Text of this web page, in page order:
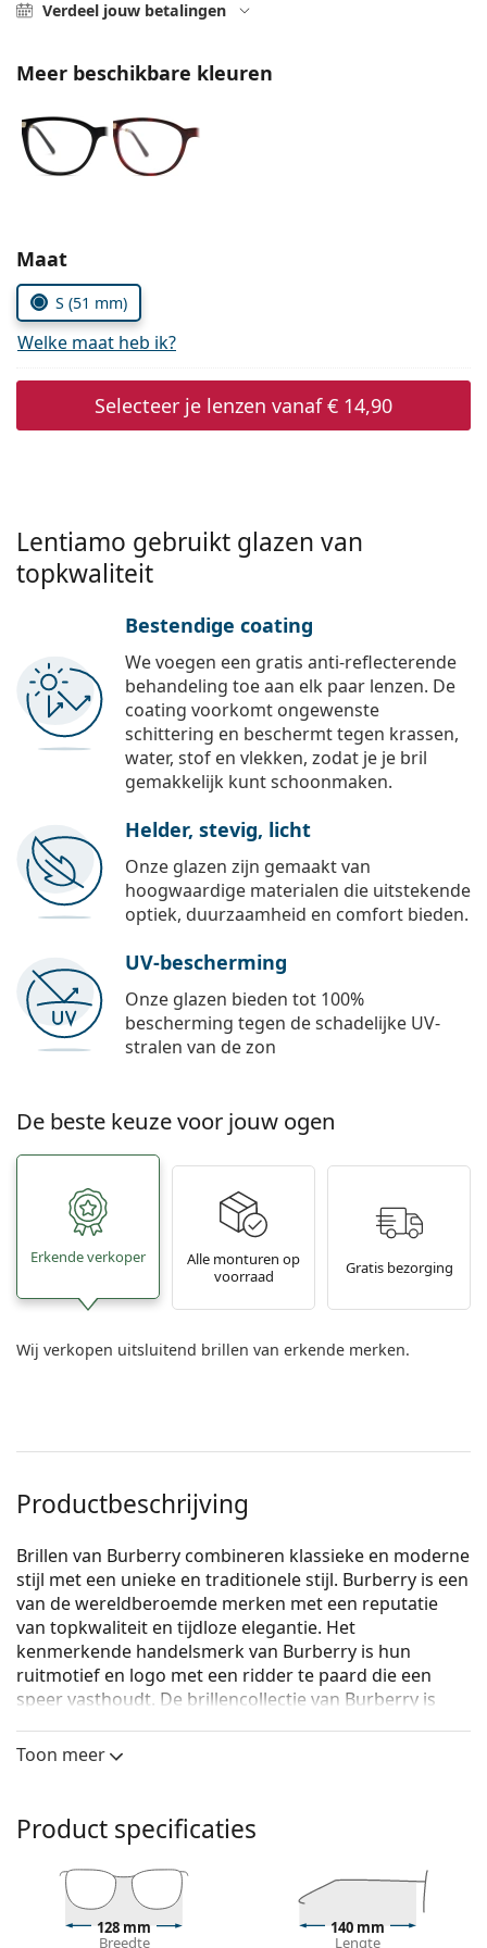
Alle merken
Alle lenzenvloeistoffen
Verdeel jouw betalingen
Meer beschikbare kleuren
Kies parameters:
Maat
S (51 mm)
Welke maat heb ik?
Selecteer je lenzen vanaf€ 14,90
Lentiamo gebruikt glazen van
topkwaliteit
Bestendige coating
We voegen een gratis anti-reflecterende
behandeling toe aan elk paar lenzen. De
coating voorkomt ongewenste
schittering en beschermt tegen krassen,
water, stof en vlekken, zodat je je bril
gemakkelijk kunt schoonmaken.
Helder, stevig, licht
Onze glazen zijn gemaakt van
hoogwaardige materialen die uitstekende
optiek, duurzaamheid en comfort bieden.
UV-bescherming
Onze glazen bieden tot 100%
bescherming tegen de schadelijke UV-
stralen van de zon
De beste keuze voor jouw ogen
Erkende verkoper
Alle monturen op
voorraad
Gratis bezorging
Wij verkopen uitsluitend brillen van erkende merken.
Productbeschrijving
Brillen van Burberry combineren klassieke en moderne
stijl met een unieke en traditionele stijl. Burberry is een
van de wereldberoemde merken met een reputatie
van topkwaliteit en tijdloze elegantie. Het
kenmerkende handelsmerk van Burberry is hun
ruitmotief en logo met een ridder te paard die een
speer vasthoudt. De brillencollectie van Burberry is
interessante kleurencombinaties die geschikt zijn voor
Bekijk, hoe deze bril je staat met de Virtual Try-On
functie van Lentiamo.
Brilmontuur
De zwarte kleur van het montuur past perfect bij
Toon meer
Product specificaties
128 mm
Breedte
140 mm
Lengte